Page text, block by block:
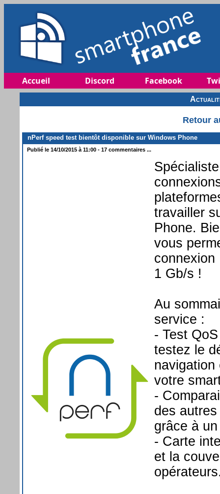
Accueil Discord Facebook
Retour
nPerf speed test bientôt disponible sur Windows Phone
Publié le 14/10/2015 à 11:00 - 17 commentaires ...
travailler
Phone.
vous
connexion
1 Gb/s !
Au
service :
- Test
testez le
navigation
votre
-
des
grâce à
- Carte
et la